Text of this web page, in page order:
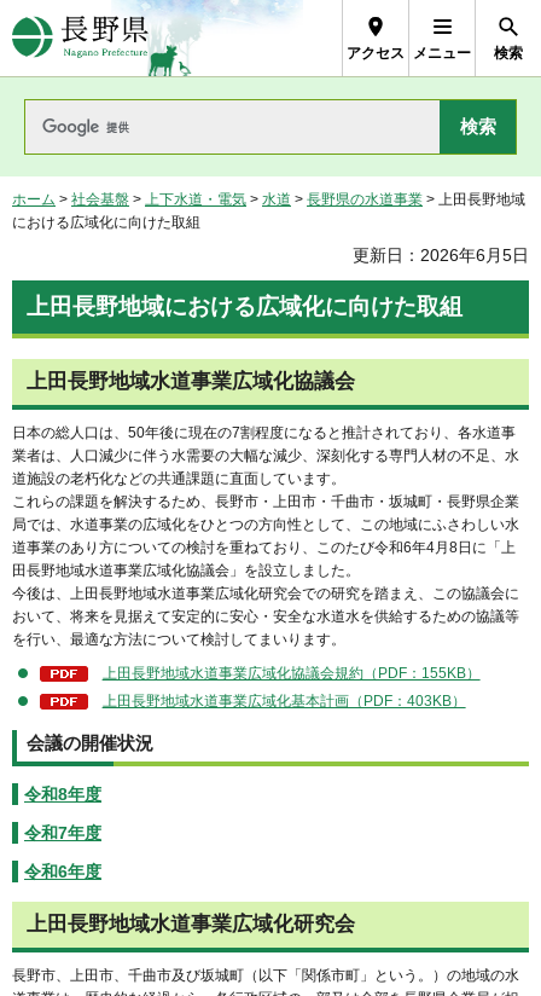
長野県Nagano Prefecture
アクセス メニュー 検索
ホーム > 社会基盤 > 上下水道・電気 > 水道 > 長野県の水道事業 > 上田長野地域
における広域化に向けた取組
更新日：2026年6月5日
上田長野地域における広域化に向けた取組
上田長野地域水道事業広域化協議会
日本の総人口は、50年後に現在の7割程度になると推計されており、各水道事
業者は、人口減少に伴う水需要の大幅な減少、深刻化する専門人材の不足、水
道施設の老朽化などの共通課題に直面しています。
これらの課題を解決するため、長野市・上田市・千曲市・坂城町・長野県企業
局では、水道事業の広域化をひとつの方向性として、この地域にふさわしい水
道事業のあり方についての検討を重ねており、このたび令和6年4月8日に「上
田長野地域水道事業広域化協議会」を設立しました。
今後は、上田長野地域水道事業広域化研究会での研究を踏まえ、この協議会に
おいて、将来を見据えて安定的に安心・安全な水道水を供給するための協議等
を行い、最適な方法について検討してまいります。
上田長野地域水道事業広域化協議会規約（PDF：155KB）
上田長野地域水道事業広域化基本計画（PDF：403KB）
会議の開催状況
令和8年度
令和7年度
令和6年度
上田長野地域水道事業広域化研究会
長野市、上田市、千曲市及び坂城町（以下「関係市町」という。）の地域の水